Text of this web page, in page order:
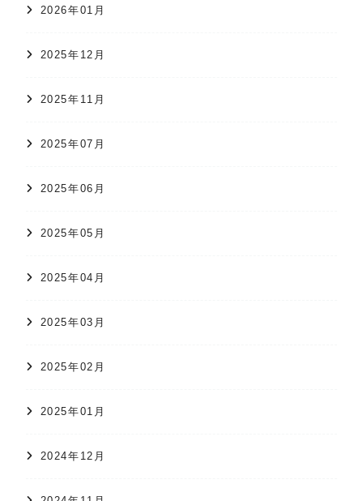
2026年01月
2025年12月
2025年11月
2025年07月
2025年06月
2025年05月
2025年04月
2025年03月
2025年02月
2025年01月
2024年12月